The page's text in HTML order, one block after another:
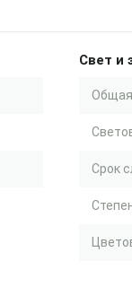
Свет и
Срок